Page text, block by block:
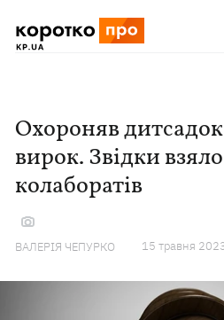
Охороняв
вирок. Звідки
колаборатів
ВАЛЕРІЯ ЧЕПУРКО 15 травня